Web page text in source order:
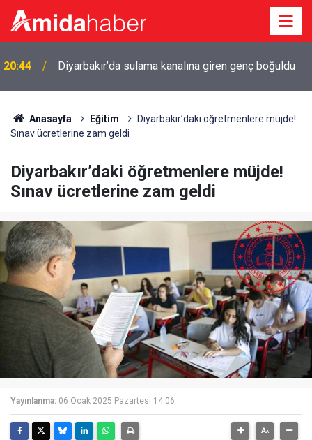
20:44 Diyarbakır’da sulama kanalına giren genç boğuldu
Anasayfa Eğitim
Diyarbakır’daki öğretmenlere müjde!
Sınav ücretlerine zam geldi
Diyarbakır’daki öğretmenlere müjde!
Sınav ücretlerine zam geldi
Yayınlanma: 06 Ocak 2025 Pazartesi 14:06